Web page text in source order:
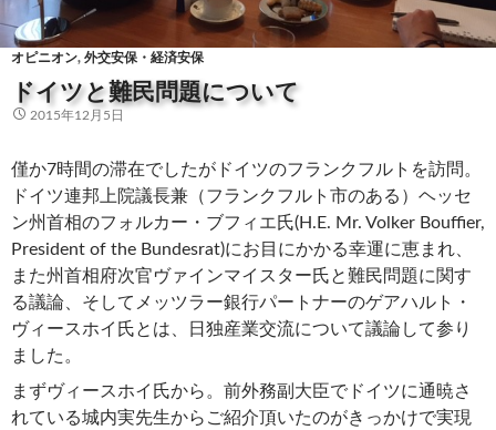
オピニオン, 外交安保・経済安保
ドイツと難民問題について
2015年12月5日
僅か7時間の滞在でしたがドイツのフランクフルトを訪問。
ドイツ連邦上院議長兼（フランクフルト市のある）ヘッセ
ン州首相のフォルカー・ブフィエ氏(H.E. Mr. Volker Bouffier,
President of the Bundesrat)にお目にかかる幸運に恵まれ、
また州首相府次官ヴァインマイスター氏と難民問題に関す
る議論、そしてメッツラー銀行パートナーのゲアハルト・
ヴィースホイ氏とは、日独産業交流について議論して参り
ました。
まずヴィースホイ氏から。前外務副大臣でドイツに通暁さ
れている城内実先生からご紹介頂いたのがきっかけで実現